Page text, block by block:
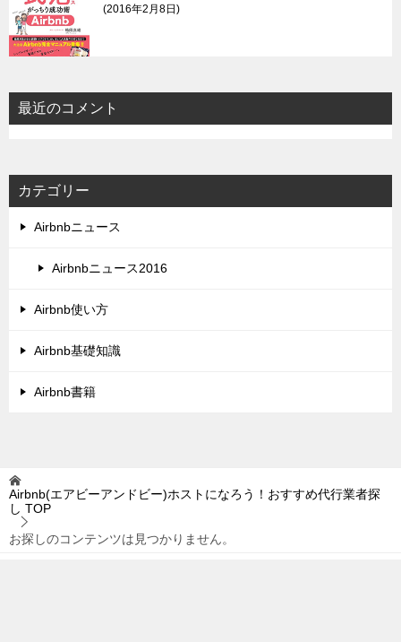
2016年2月8日
最近のコメント
カテゴリー
Airbnbニュース
Airbnbニュース2016
Airbnb使い方
Airbnb基礎知識
Airbnb書籍
Airbnb(エアビーアンドビー)ホストになろう！おすすめ代行業者探
し TOP
お探しのコンテンツは見つかりません。